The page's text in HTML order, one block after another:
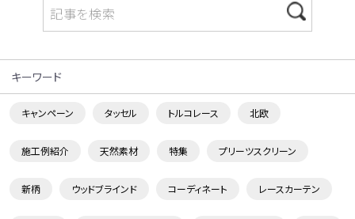
キーワード
キャンペーン タッセル トルコレース 北欧
施工例紹介 天然素材 特集 プリーツスクリーン
新柄 ウッドブラインド コーディネート レースカーテン